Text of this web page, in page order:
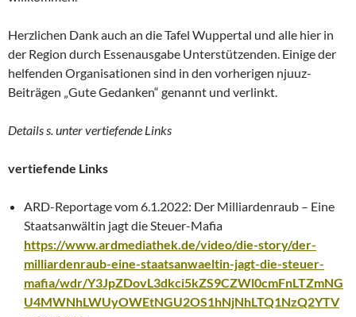
Herzlichen Dank auch an die Tafel Wuppertal und alle hier in
der Region durch Essenausgabe Unterstützenden. Einige der
helfenden Organisationen sind in den vorherigen njuuz-
Beiträgen „Gute Gedanken“ genannt und verlinkt.
Details s. unter vertiefende Links
vertiefende Links
ARD-Reportage vom 6.1.2022: Der Milliardenraub – Eine
Staatsanwältin jagt die Steuer-Mafia
https://www.ardmediathek.de/video/die-story/der-
milliardenraub-eine-staatsanwaeltin-jagt-die-steuer-
mafia/wdr/Y3JpZDovL3dkci5kZS9CZWl0cmFnLTZmNG
U4MWNhLWUyOWEtNGU2OS1hNjNhLTQ1NzQ2YTV